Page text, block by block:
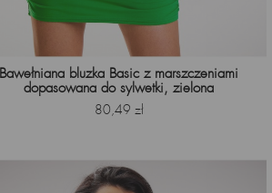
Bawełniana bluzka Basic z marszczeniami
dopasowana do sylwetki, zielona
Cena
80,49 zł